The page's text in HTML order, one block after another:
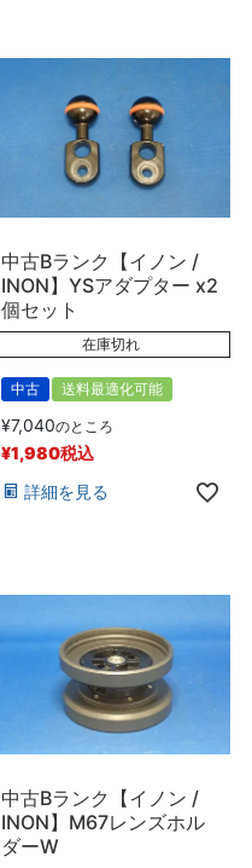
中古Bランク【イノン /
INON】YSアダプター x2
個セット
在庫切れ
中古 送料最適化可能
¥7,040のところ
¥1,980税込
詳細を見る
中古Bランク【イノン /
INON】M67レンズホル
ダーW